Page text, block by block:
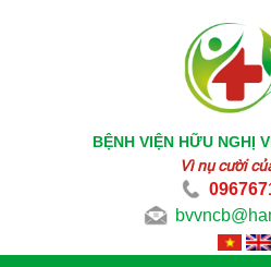
BỆNH VIỆN HỮU NGHỊ
Vì nụ cười